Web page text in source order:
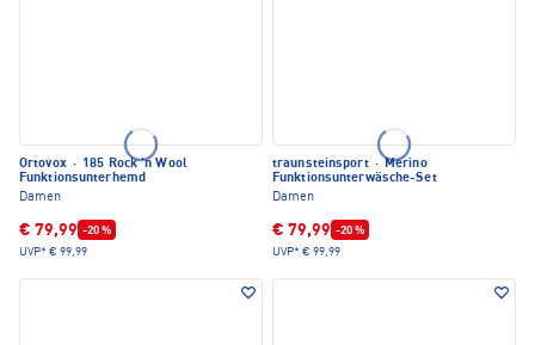
Ortovox · 185 Rock 'n Wool
Funktionsunterhemd
Damen
€ 79,99 -20 %
UVP* € 99,99
traunsteinsport · Merino
Funktionsunterwäsche-Set
Damen
€ 79,99 -20 %
UVP* € 99,99